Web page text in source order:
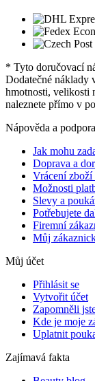
* Tyto doručovací
Dodatečné náklady
hmotnosti, velikosti
naleznete přímo v
Nápověda a podpora
Jak mohu
Doprava a
Vrácení zboží
Možnosti
Slevy a
Potřebujete
Firemní
Můj
Můj účet
Přihlásit se
Vytvořit účet
Zapomněli
Kde je moje
Uplatnit
Zajímavá fakta